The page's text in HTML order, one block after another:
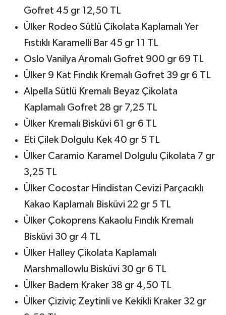
Gofret 45 gr 12,50 TL
Ülker Rodeo Sütlü Çikolata Kaplamalı Yer
Fıstıklı Karamelli Bar 45 gr 11 TL
Oslo Vanilya Aromalı Gofret 900 gr 69 TL
Ülker 9 Kat Fındık Kremalı Gofret 39 gr 6 TL
Alpella Sütlü Kremalı Beyaz Çikolata
Kaplamalı Gofret 28 gr 7,25 TL
Ülker Kremalı Bisküvi 61 gr 6 TL
Eti Çilek Dolgulu Kek 40 gr 5 TL
Ülker Caramio Karamel Dolgulu Çikolata 7 gr
3,25 TL
Ülker Cocostar Hindistan Cevizi Parçacıklı
Kakao Kaplamalı Bisküvi 22 gr 5 TL
Ülker Çokoprens Kakaolu Fındık Kremalı
Bisküvi 30 gr 4 TL
Ülker Halley Çikolata Kaplamalı
Marshmallowlu Bisküvi 30 gr 6 TL
Ülker Badem Kraker 38 gr 4,50 TL
Ülker Çiziviç Zeytinli ve Kekikli Kraker 32 gr